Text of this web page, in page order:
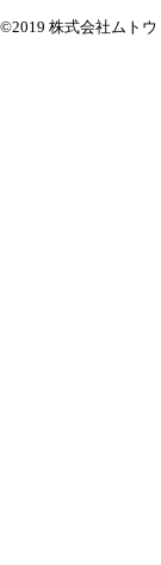
©2019 株式会社ムトウ